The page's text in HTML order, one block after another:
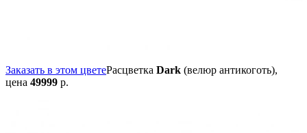
Заказать в этом цветеРасцветка Dark (велюр антикоготь),
цена 49999 р.